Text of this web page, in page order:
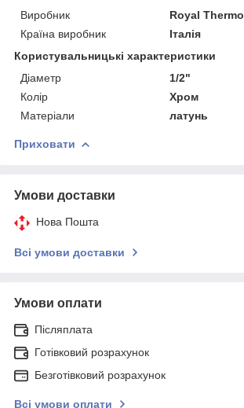
Виробник
Royal Thermo
Країна виробник
Італія
Користувальницькі характеристики
Діаметр
1/2"
Колір
Хром
Матеріали
латунь
Приховати
Умови доставки
Нова Пошта
Всі умови доставки
Умови оплати
Післяплата
Готівковий розрахунок
Безготівковий розрахунок
Всі умови оплати